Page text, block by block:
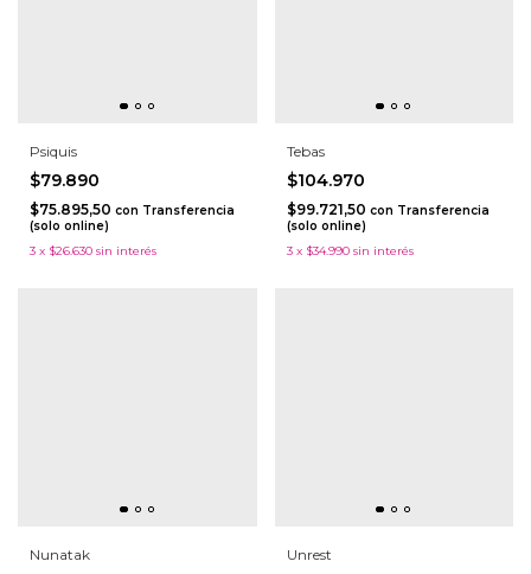
Psiquis
$79.890
$75.895,50 con Transferencia
(solo online)
3 x $26.630 sin interés
Tebas
$104.970
$99.721,50 con Transferencia
(solo online)
3 x $34.990 sin interés
Nunatak Unrest